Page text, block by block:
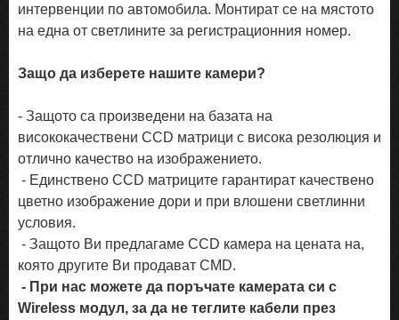
интервенции по автомобила. Монтират се на мястото
на една от светлините за регистрационния номер.
Защо да изберете нашите камери?
- Защото са произведени на базата на
висококачествени CCD матрици с висока резолюция и
отлично качество на изображението.
- Единствено CCD матриците гарантират качествено
цветно изображение дори и при влошени светлинни
условия.
- Защото Ви предлагаме CCD камера на цената на,
която другите Ви продават CMD.
- При нас можете да поръчате камерата си с
Wireless модул, за да не теглите кабели през